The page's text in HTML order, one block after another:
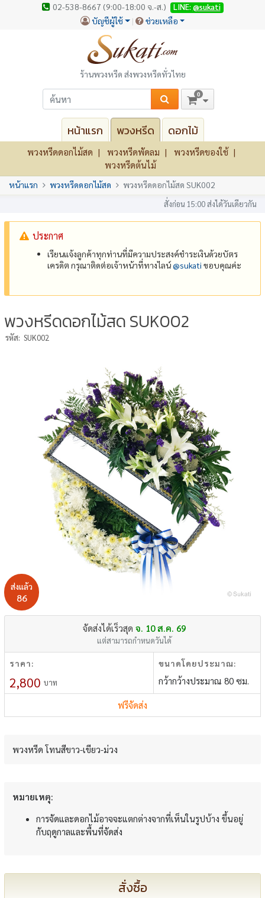
02-538-8667 (9:00-18:00 จ.-ส.) LINE: @sukati
บัญชีผู้ใช้ ช่วยเหลือ
ร้านพวงหรีด ส่งพวงหรีดทั่วไทย
0
หน้าแรก พวงหรีด ดอกไม้
พวงหรีดดอกไม้สด พวงหรีดพัดลม
พวงหรีดของใช้
พวงหรีดต้นไม้
หน้าแรก พวงหรีดดอกไม้สด พวงหรีดดอกไม้สด SUK002
สั่งก่อน 15:00 ส่งได้วันเดียวกัน
ประกาศ
เรียนแจ้งลูกค้าทุกท่านที่มีความประสงค์ชำระเงินด้วยบัตร
เครดิต กรุณาติดต่อเจ้าหน้าที่ทางไลน์@‌sukati ขอบคุณค่ะ
พวงหรีดดอกไม้สด SUK002
รหัส: SUK002
ส่งแล้ว
86
จัดส่งได้เร็วสุด จ. 10 ส.ค. 69
แต่สามารถกำหนดวันได้
ราคา:
2,800 บาท
ขนาดโดยประมาณ:
กว้ากว้างประมาณ 80 ซม.
ฟรีจัดส่ง
พวงหรีด โทนสีขาว-เขียว-ม่วง
หมายเหตุ:
การจัดและดอกไม้อาจจะแตกต่างจากที่เห็นในรูปบ้าง ขึ้นอยู่
กับฤดูกาลและพื้นที่จัดส่ง
สั่งซื้อ